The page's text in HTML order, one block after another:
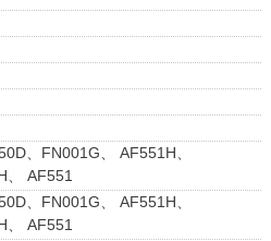
、FN001G、 AF551H、
、 AF551
、FN001G、 AF551H、
、 AF551